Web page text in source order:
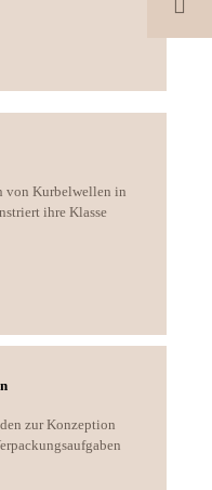
von Kurbelwellen in
ihre Klasse
zur Konzeption